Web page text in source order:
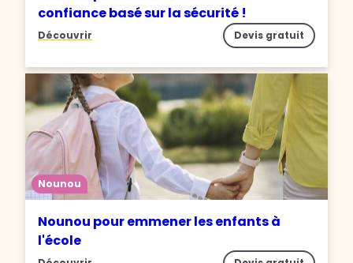
confiance basé sur la sécurité !
Découvrir Devis gratuit
Nounou
Nounou pour emmener les enfants à
l'école